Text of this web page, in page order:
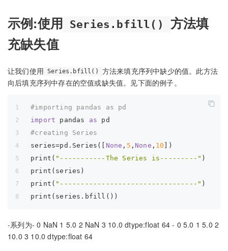
示例:使用 Series.bfill()
方法填
充缺失值
让我们使用 Series.bfill()
方法来填充序列中缺少的值。此方法
向后填充序列中存在的空值或缺失值。见下面的例子。
#importing pandas as pd
import pandas as pd
#creating Series
series=pd.Series([ None , 5 , None , 10 ])
print( "-----------The Series is---------" )
print(series)
print( "---------------------------------" )
print(series.bfill())
-系列为- 0 NaN 1 5.0 2 NaN 3 10.0 dtype:float 64 - 0 5.0 1 5.0 2
10.0 3 10.0 dtype:float 64